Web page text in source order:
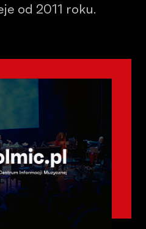
od 2011 roku.